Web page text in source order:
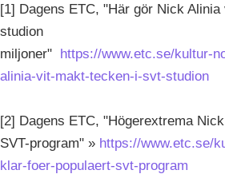
[1] Dagens ETC, "Här gör Nick
studion
miljoner" https://www.etc.se/kultur-
alinia-vit-makt-tecken-i-svt-studion
[2] Dagens ETC, "Högerextrema
SVT-program" » https://www.etc.se/
klar-foer-populaert-svt-program